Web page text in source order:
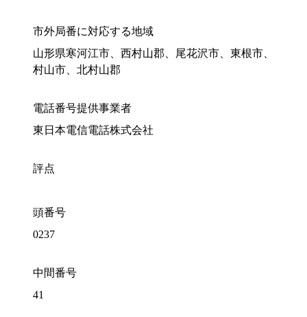
市外局番に対応する地域
山形県寒河江市、西村山郡、尾花沢市、東根市、
村山市、北村山郡
電話番号提供事業者
東日本電信電話株式会社
評点
頭番号
0237
中間番号
41